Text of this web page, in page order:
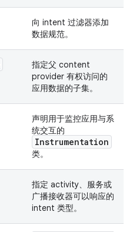
向 intent 过滤器添加
数据规范。
指定父 content
provider 有权访问的
应用数据的子集。
声明用于监控应用与系
统交互的
Instrumentation
类。
指定 activity、服务或
广播接收器可以响应的
intent 类型。